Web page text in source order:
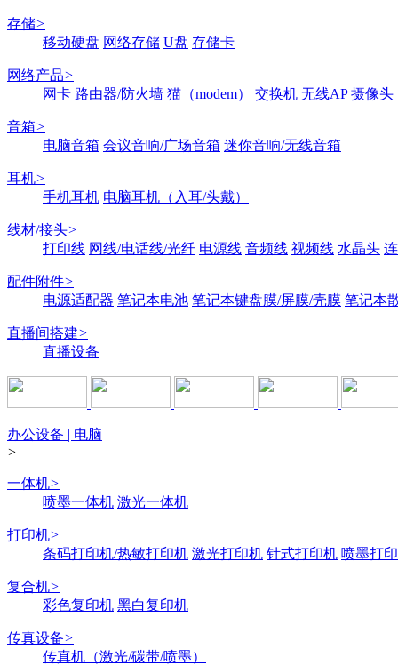
存储>
移动硬盘 网络存储 U盘 存储卡
网络产品>
网卡 路由器/防火墙 猫（modem） 交换机 无线AP 摄像头
音箱>
电脑音箱 会议音响/广场音箱 迷你音响/无线音箱
耳机>
手机耳机 电脑耳机（入耳/头戴）
线材/接头>
打印线 网线/电话线/光纤 电源线 音频线 视频线 水晶头
配件附件>
电源适配器 笔记本电池 笔记本键盘膜/屏膜/壳膜 笔记本
直播间搭建>
直播设备
办公设备 | 电脑
>
一体机>
喷墨一体机 激光一体机
打印机>
条码打印机/热敏打印机 激光打印机 针式打印机 喷墨打
复合机>
彩色复印机 黑白复印机
传真设备>
传真机（激光/碳带/喷墨）